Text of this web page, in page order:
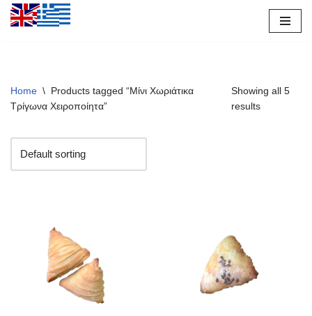
Home \ Products tagged “Μίνι Χωριάτικα
Τρίγωνα Χειροποίητα”
Showing all 5
results